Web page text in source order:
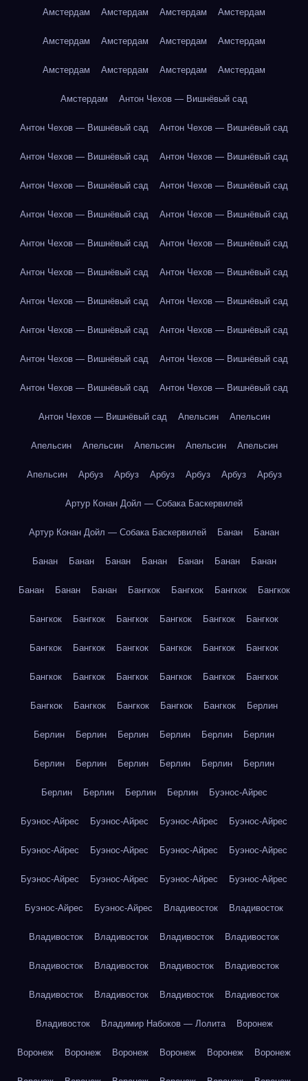
Амстердам Амстердам Амстердам Амстердам
Амстердам Амстердам Амстердам Амстердам
Амстердам Амстердам Амстердам Амстердам
Амстердам Антон Чехов — Вишнёвый сад
Антон Чехов — Вишнёвый сад Антон Чехов — Вишнёвый сад
Антон Чехов — Вишнёвый сад Антон Чехов — Вишнёвый сад
Антон Чехов — Вишнёвый сад Антон Чехов — Вишнёвый сад
Антон Чехов — Вишнёвый сад Антон Чехов — Вишнёвый сад
Антон Чехов — Вишнёвый сад Антон Чехов — Вишнёвый сад
Антон Чехов — Вишнёвый сад Антон Чехов — Вишнёвый сад
Антон Чехов — Вишнёвый сад Антон Чехов — Вишнёвый сад
Антон Чехов — Вишнёвый сад Антон Чехов — Вишнёвый сад
Антон Чехов — Вишнёвый сад Антон Чехов — Вишнёвый сад
Антон Чехов — Вишнёвый сад Антон Чехов — Вишнёвый сад
Антон Чехов — Вишнёвый сад Апельсин Апельсин
Апельсин Апельсин Апельсин Апельсин Апельсин
Апельсин Арбуз Арбуз Арбуз Арбуз Арбуз Арбуз
Артур Конан Дойл — Собака Баскервилей
Артур Конан Дойл — Собака Баскервилей Банан Банан
Банан Банан Банан Банан Банан Банан Банан
Банан Банан Банан Бангкок Бангкок Бангкок Бангкок
Бангкок Бангкок Бангкок Бангкок Бангкок Бангкок
Бангкок Бангкок Бангкок Бангкок Бангкок Бангкок
Бангкок Бангкок Бангкок Бангкок Бангкок Бангкок
Бангкок Бангкок Бангкок Бангкок Бангкок Берлин
Берлин Берлин Берлин Берлин Берлин Берлин
Берлин Берлин Берлин Берлин Берлин Берлин
Берлин Берлин Берлин Берлин Буэнос-Айрес
Буэнос-Айрес Буэнос-Айрес Буэнос-Айрес Буэнос-Айрес
Буэнос-Айрес Буэнос-Айрес Буэнос-Айрес Буэнос-Айрес
Буэнос-Айрес Буэнос-Айрес Буэнос-Айрес Буэнос-Айрес
Буэнос-Айрес Буэнос-Айрес Владивосток Владивосток
Владивосток Владивосток Владивосток Владивосток
Владивосток Владивосток Владивосток Владивосток
Владивосток Владивосток Владивосток Владивосток
Владивосток Владимир Набоков — Лолита Воронеж
Воронеж Воронеж Воронеж Воронеж Воронеж Воронеж